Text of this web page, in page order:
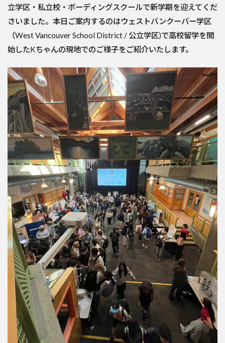
立学区・私立校・ボーディングスクールで新学期を迎えてくだ
さいました。本日ご案内するのはウェストバンクーバー学区
（West Vancouver School District / 公立学区)で高校留学を開
始したKちゃんの現地でのご様子をご紹介いたします。